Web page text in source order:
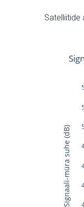
Satelliitide